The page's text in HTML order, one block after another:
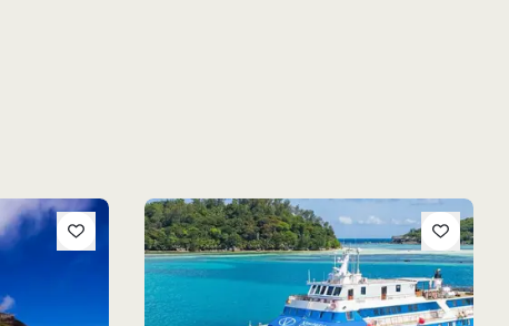
8-Dages Krydstogt Seychellerne